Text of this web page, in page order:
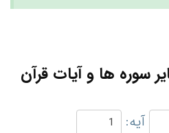
سوره ها و آیات قرآن
آیه: